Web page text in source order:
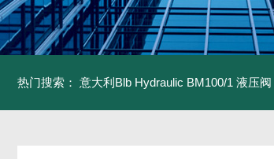
热门搜索： 意大利Blb Hydraulic BM100/1 液压阀